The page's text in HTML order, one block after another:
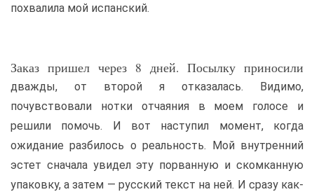
похвалила мой испанский.
Заказ пришел через 8 дней. Посылку приносили
дважды, от второй я отказалась. Видимо,
почувствовали нотки отчаяния в моем голосе и
решили помочь. И вот наступил момент, когда
ожидание разбилось о реальность. Мой внутренний
эстет сначала увидел эту порванную и скомканную
упаковку, а затем — русский текст на ней. И сразу как-